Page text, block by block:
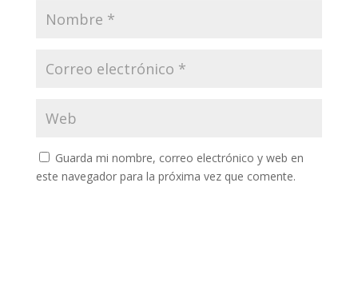
Guarda mi nombre, correo electrónico y web en
este navegador para la próxima vez que comente.